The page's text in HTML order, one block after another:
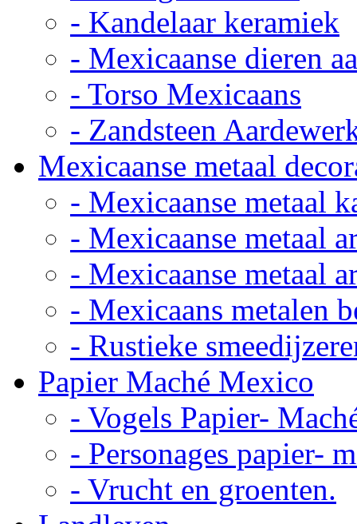
- Kandelaar keramiek
- Mexicaanse dieren
- Torso Mexicaans
- Zandsteen
Mexicaanse metaal
- Mexicaanse metaal
- Mexicaanse metaal
- Mexicaanse metaal
- Mexicaans metalen
- Rustieke
Papier Maché Mexico
- Vogels Papier-
- Personages papier-
- Vrucht en groenten.